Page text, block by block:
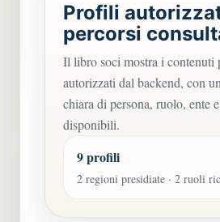
Profili
percorsi
Il libro soci mostra i contenuti
autorizzati dal backend, con
chiara di persona, ruolo, ente
disponibili.
9 profili
2 regioni presidiate · 2 ruoli